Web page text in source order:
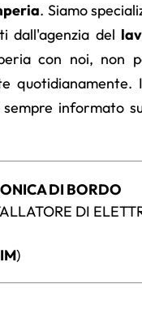
. Siamo
dall'agenzia del
con noi, non
quotidianamente.
informato
DI BORDO
DI
IM)